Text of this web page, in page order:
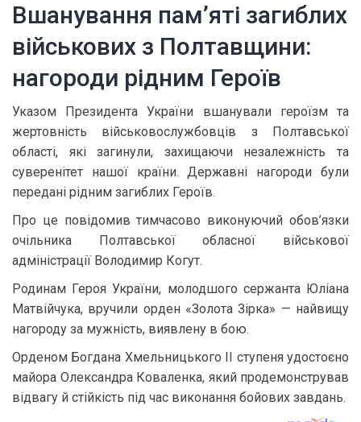
Вшанування пам’яті загиблих
військових з Полтавщини:
нагороди рідним Героїв
Указом Президента України вшанували героїзм та
жертовність військовослужбовців з Полтавської
області, які загинули, захищаючи незалежність та
суверенітет нашої країни. Державні нагороди були
передані рідним загиблих Героїв.
Про це повідомив тимчасово виконуючий обов’язки
очільника Полтавської обласної військової
адміністрації Володимир Когут.
Родинам Героя України, молодшого сержанта Юліана
Матвійчука, вручили орден «Золота Зірка» — найвищу
нагороду за мужність, виявлену в бою.
Орденом Богдана Хмельницького ІІ ступеня удостоєно
майора Олександра Коваленка, який продемонстрував
відвагу й стійкість під час виконання бойових завдань.